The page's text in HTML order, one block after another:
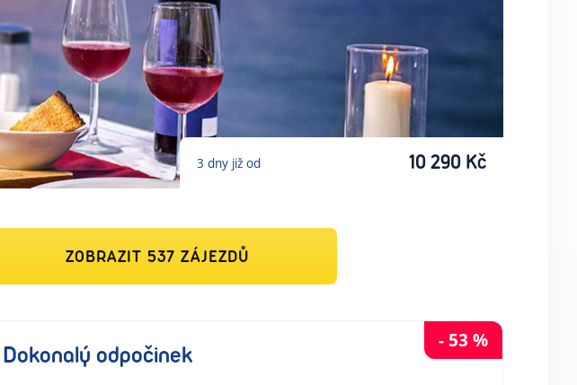
3 dny již od 10 290 Kč
ZOBRAZIT 537 ZÁJEZDŮ
Dokonalý odpočinek
- 53 %